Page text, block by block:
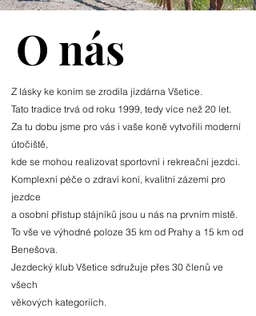
O nás
Z lásky ke koním se zrodila jízdárna Všetice.
Tato tradice trvá od roku 1999, tedy více než 20 let.
Za tu dobu jsme pro vás i vaše koně vytvořili moderní
útočiště,
kde se mohou realizovat sportovní i rekreační jezdci.
Komplexní péče o zdraví koní, kvalitní zázemí pro
jezdce
a osobní přístup stájníků jsou u nás na prvním místě.
To vše ve výhodné poloze 35 km od Prahy a 15 km od
Benešova.
Jezdecký klub Všetice sdružuje přes 30 členů ve
všech
věkových kategoriích.